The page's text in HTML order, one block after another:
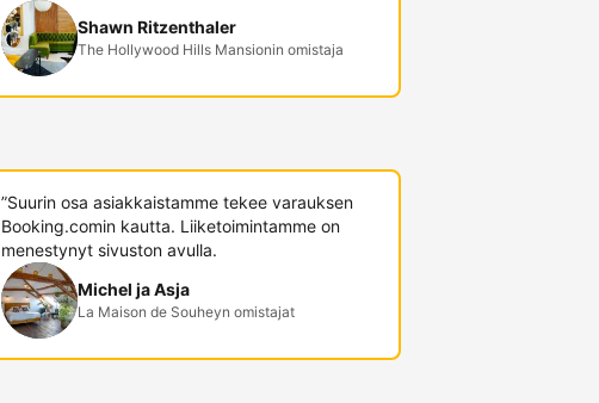
Shawn Ritzenthaler
The Hollywood Hills Mansionin omistaja
”Suurin osa asiakkaistamme tekee varauksen
Booking.comin kautta. Liiketoimintamme on
menestynyt sivuston avulla.
Michel ja Asja
La Maison de Souheyn omistajat